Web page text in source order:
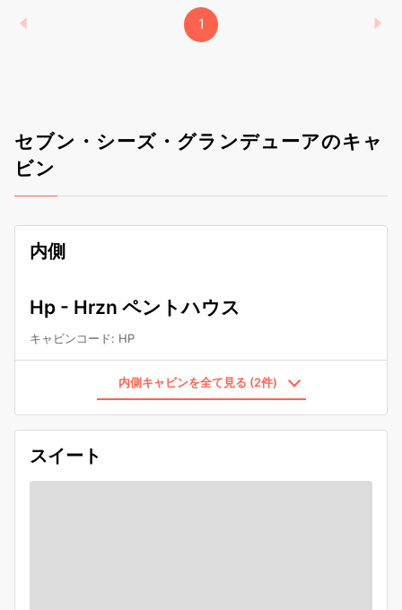
1
セブン・シーズ・グランデューアのキャ
ビン
内側
Hp - Hrzn ペントハウス
キャビンコード: HP
内側キャビンを全て見る (2件)
スイート